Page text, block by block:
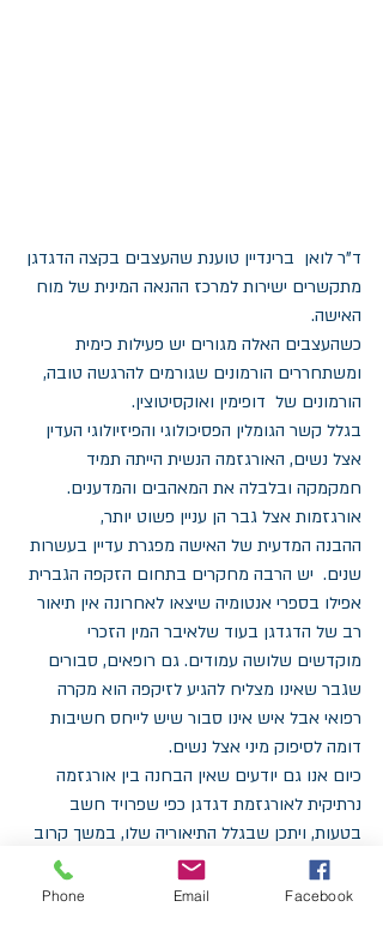
ד"ר לואן  ברינדיין טוענת שהעצבים בקצה הדגדגן
מתקשרים ישירות למרכז ההנאה המינית של מוח
האישה.
כשהעצבים האלה מגורים יש פעילות כימית
ומשתחררים הורמונים שגורמים להרגשה טובה,
הורמונים של  דופימין ואוקסיטוצין.
בגלל קשר הגומלין הפסיכולוגי והפיזיולוגי העדין
אצל נשים, האורגזמה הנשית הייתה תמיד
חמקמקה ובלבלה את המאהבים והמדענים.
אורגזמות אצל גבר הן עניין פשוט יותר,
ההבנה המדעית של האישה מפגרת עדיין בעשרות
שנים.  יש הרבה מחקרים בתחום הזקפה הגברית
אפילו בספרי אנטומיה שיצאו לאחרונה אין תיאור
רב של הדגדגן בעוד שלאיבר המין הזכרי
מוקדשים שלושה עמודים. גם רופאים, סבורים
שגבר שאינו מצליח להגיע לזיקפה הוא מקרה
רפואי אבל איש אינו סבור שיש לייחס חשיבות
דומה לסיפוק מיני אצל נשים.
כיום אנו גם יודעים שאין הבחנה בין אורגזמה
נרתיקית לאורגזמת דגדגן כפי שפרויד חשב
בטעות, ויתכן שבגלל התיאוריה שלו, במשך קרוב
למאה שנים חשבו נשים שהיו להן אורגזמות
דגדגן כי משהו אצלן פגם.
Phone Email Facebook